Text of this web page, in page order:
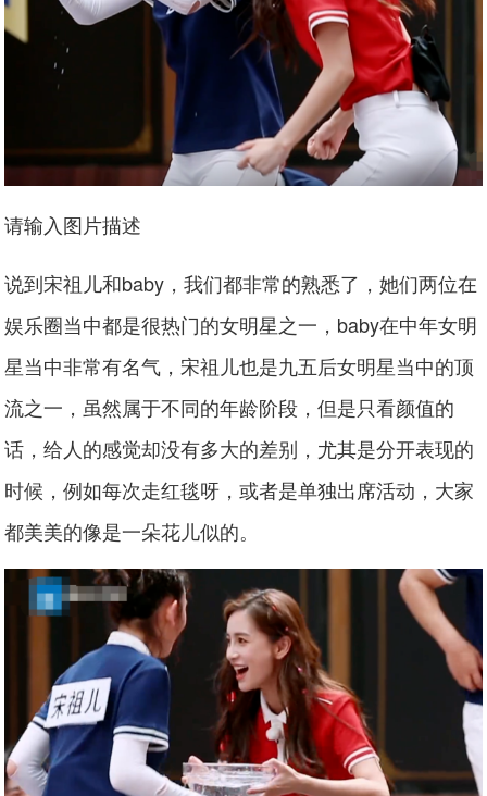
请输入图片描述
说到宋祖儿和baby，我们都非常的熟悉了，她们两位在
娱乐圈当中都是很热门的女明星之一，baby在中年女明
星当中非常有名气，宋祖儿也是九五后女明星当中的顶
流之一，虽然属于不同的年龄阶段，但是只看颜值的
话，给人的感觉却没有多大的差别，尤其是分开表现的
时候，例如每次走红毯呀，或者是单独出席活动，大家
都美美的像是一朵花儿似的。